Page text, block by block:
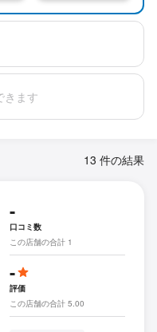
きます
13 件の結果
-
口コミ数
この店舗の合計 1
-
評価
この店舗の合計 5.00